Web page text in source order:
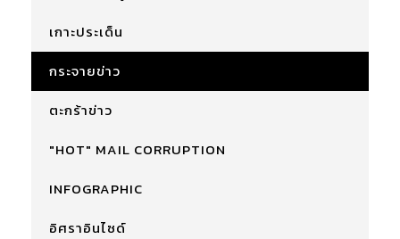
เกาะประเด็น
กระจายข่าว
ตะกร้าข่าว
"HOT" MAIL CORRUPTION
INFOGRAPHIC
อิศราอินไซด์